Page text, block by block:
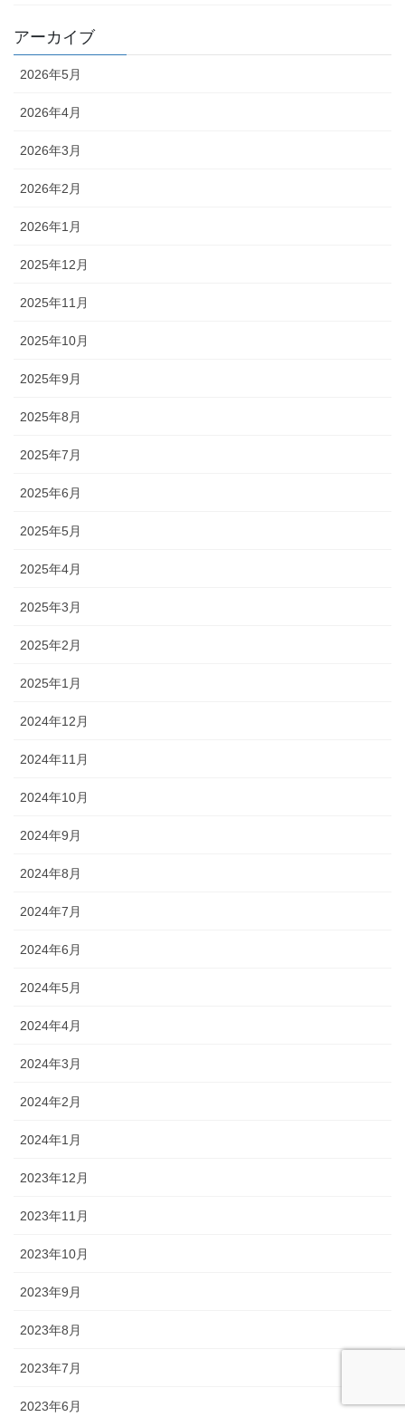
アーカイブ
2026年5月
2026年4月
2026年3月
2026年2月
2026年1月
2025年12月
2025年11月
2025年10月
2025年9月
2025年8月
2025年7月
2025年6月
2025年5月
2025年4月
2025年3月
2025年2月
2025年1月
2024年12月
2024年11月
2024年10月
2024年9月
2024年8月
2024年7月
2024年6月
2024年5月
2024年4月
2024年3月
2024年2月
2024年1月
2023年12月
2023年11月
2023年10月
2023年9月
2023年8月
2023年7月
2023年6月